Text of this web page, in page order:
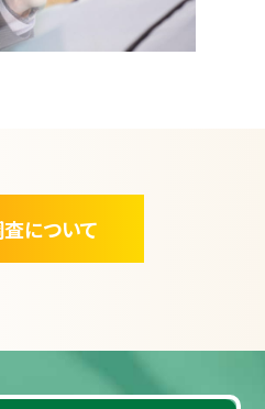
について